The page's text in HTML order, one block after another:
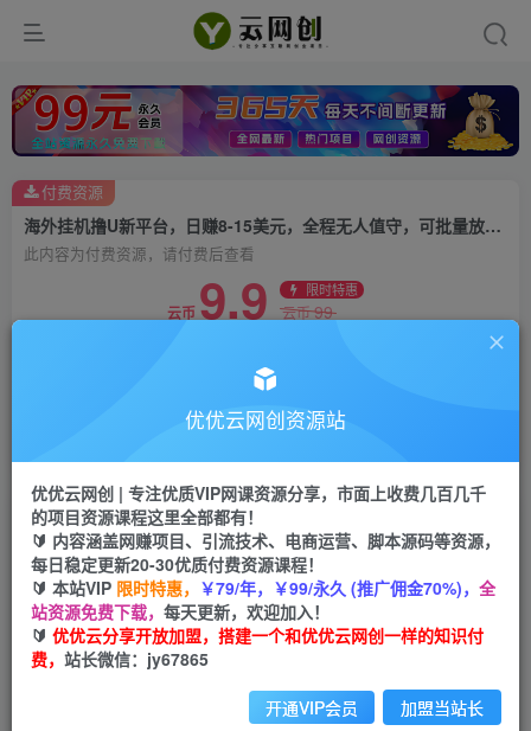
海外挂机撸U新平台，日赚8-15美元，全程无人值守，可批量放大，工作室内部项目！
此内容为付费资源，请付费后查看
云币 9.9 限时特惠
云币99
立即购买
付费资源
海外挂机撸U新平台，日赚8-15美元，全程无人值
守，可批量放大，工作室内部项目！
优优云网创
2年前发布
优优云网创资源站
优优云网创 | 专注优质VIP网课资源分享，市面上收费几百几千
的项目资源课程这里全部都有！
🔰 内容涵盖网赚项目、引流技术、电商运营、脚本源码等资源，
每日稳定更新20-30优质付费资源课程！
🔰 本站VIP 限时特惠， ￥79/年，￥99/永久 (推广佣金70%)， 全
站资源免费下载， 每天更新，欢迎加入！
🔰 优优云分享开放加盟，搭建一个和优优云网创一样的知识付
费， 站长微信：jy67865
开通VIP会员 加盟当站长